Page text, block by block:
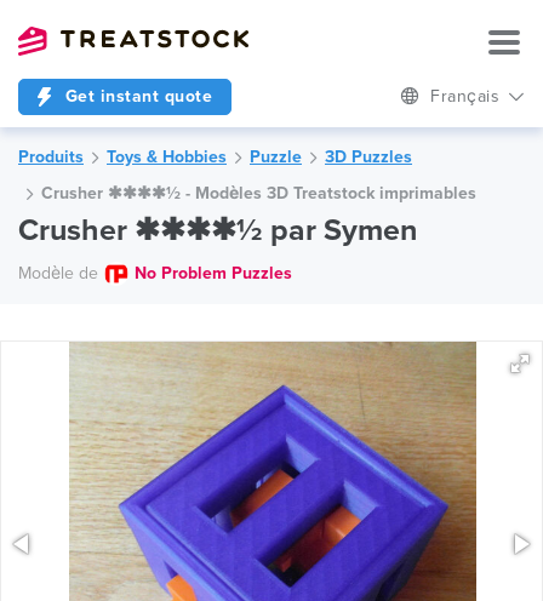
Get instant quote Français
Produits Toys & Hobbies Puzzle
3D Puzzles
Crusher ✱✱✱✱½ - Modèles 3D Treatstock imprimables
Crusher ✱✱✱✱½ par Symen
Modèle de No Problem Puzzles